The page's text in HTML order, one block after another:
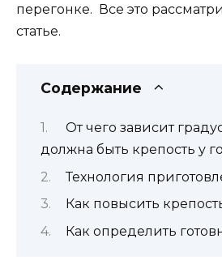
перегонке. Все это
статье.
Содержание
От чего зависит
должна быть крепость у
Технология
Как повысить
Как определить